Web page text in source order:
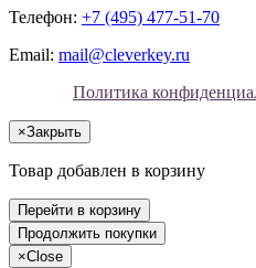
Телефон: +7 (495) 477-51-70
Email: mail@cleverkey.ru
Политика
×Закрыть
Товар добавлен в корзину
Перейти в корзину
Продолжить покупки
×Close